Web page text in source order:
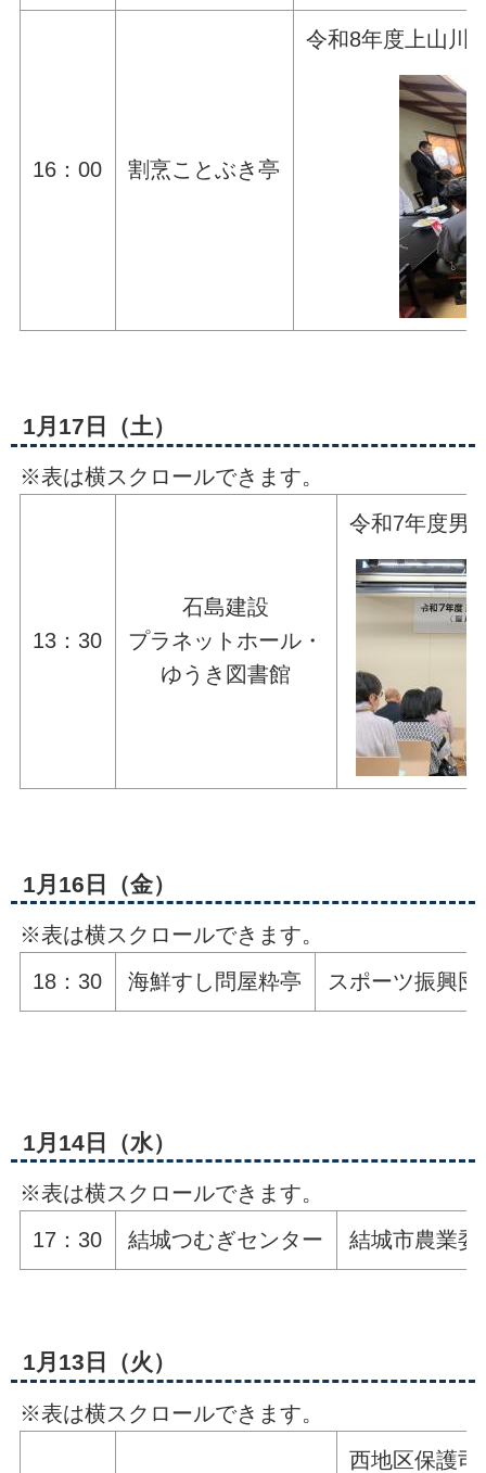
16：00 割烹ことぶき亭
令和8年度上山川
1月17日（土）
※表は横スクロールできます。
13：30
石島建設
プラネットホール・
ゆうき図書館
令和7年度男
1月16日（金）
※表は横スクロールできます。
18：30
海鮮すし問屋粋亭 スポーツ振興
1月14日（水）
※表は横スクロールできます。
17：30
結城つむぎセンター 結城市農業
1月13日（火）
※表は横スクロールできます。
西地区保護